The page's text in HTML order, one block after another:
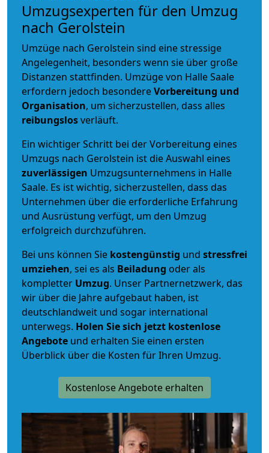
Umzugsexperten für den Umzug
nach Gerolstein
Umzüge nach Gerolstein sind eine stressige
Angelegenheit, besonders wenn sie über große
Distanzen stattfinden. Umzüge von Halle Saale
erfordern jedoch besondereVorbereitung und
Organisation, um sicherzustellen, dass alles
reibungslosverläuft.
Ein wichtiger Schritt bei der Vorbereitung eines
Umzugs nach Gerolstein ist die Auswahl eines
zuverlässigen Umzugsunternehmens in Halle
Saale. Es ist wichtig, sicherzustellen, dass das
Unternehmen über die erforderliche Erfahrung
und Ausrüstung verfügt, um den Umzug
erfolgreich durchzuführen.
Bei uns können Sie kostengünstig und stressfrei
umziehen, sei es als Beiladung oder als
kompletter Umzug. Unser Partnernetzwerk, das
wir über die Jahre aufgebaut haben, ist
deutschlandweit und sogar international
unterwegs. Holen Sie sich jetzt kostenlose
Angebote und erhalten Sie einen ersten
Überblick über die Kosten für Ihren Umzug.
Kostenlose Angebote erhalten